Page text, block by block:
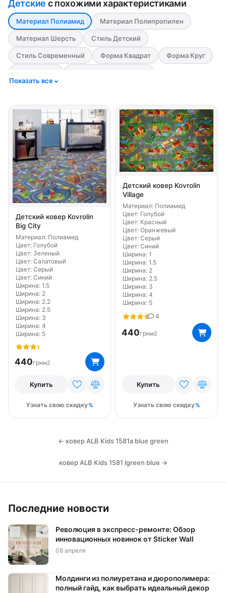
Детские с похожими характеристиками
Материал Полиамид Материал Полипропилен
Материал Шерсть Стиль Детский
Стиль Современный Форма Квадрат Форма Круг
Цвет Голубой Цвет Зеленый Цвет Коричневый
Цвет Красный Цвет Оранжевый Цвет Розовый
Цвет Салатовый Цвет Серый Цвет Синий
Цвет Фиолетовый
Показать все
Детский ковер Kovrolin
Big City
Материал: Полиамид
Цвет: Голубой
Цвет: Зеленый
Цвет: Салатовый
Цвет: Серый
Цвет: Синий
Ширина: 1.5
Ширина: 2
Ширина: 2.2
Ширина: 2.5
Ширина: 3
Ширина: 4
Ширина: 5
440грнм2
Купить
Узнать свою скидку
Детский ковер Kovrolin
Village
Материал: Полиамид
Цвет: Голубой
Цвет: Красный
Цвет: Оранжевый
Цвет: Серый
Цвет: Синий
Ширина: 1
Ширина: 1.5
Ширина: 2
Ширина: 2.5
Ширина: 3
Ширина: 4
Ширина: 5
4
440грнм2
Купить
Узнать свою скидку
← ковер ALB Kids 1581a blue green
ковер ALB Kids 1581 lgreen blue →
Последние новости
Революция в экспресс-ремонте: Обзор
инновационных новинок от Sticker Wall
08 апреля
Молдинги из полиуретана и дюрополимера:
полный гайд, как выбрать идеальный декор